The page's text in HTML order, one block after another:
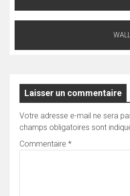
l’article
Laisser un commentaire
Votre adresse e-mail ne sera
champs obligatoires sont
Commentaire *